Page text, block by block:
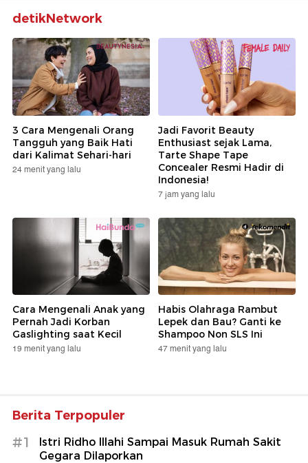
detikNetwork
3 Cara Mengenali Orang
Tangguh yang Baik Hati
dari Kalimat Sehari-hari
24 menit yang lalu
Jadi Favorit Beauty
Enthusiast sejak Lama,
Tarte Shape Tape
Concealer Resmi Hadir di
Indonesia!
7 jam yang lalu
Cara Mengenali Anak yang
Pernah Jadi Korban
Gaslighting saat Kecil
19 menit yang lalu
Habis Olahraga Rambut
Lepek dan Bau? Ganti ke
Shampoo Non SLS Ini
47 menit yang lalu
Berita Terpopuler
#1
Istri Ridho Illahi Sampai Masuk Rumah Sakit
Gegara Dilaporkan